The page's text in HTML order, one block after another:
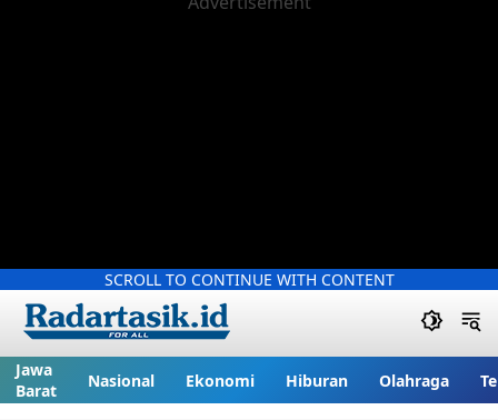
SCROLL TO CONTINUE WITH CONTENT
Jawa
Barat
Nasional Ekonomi Hiburan Olahraga